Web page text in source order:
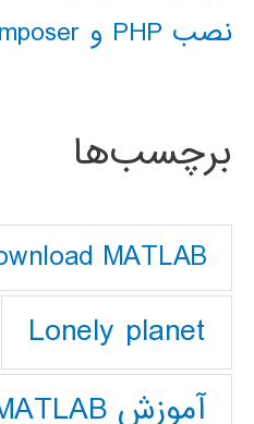
نصب PHP و composer در ویندوز 10
برچسب‌ها
MATLAB
Lonely planet
آموزش MATLAB